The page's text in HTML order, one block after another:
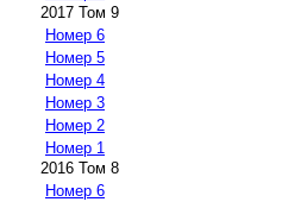
2017 Том 9
Номер 6
Номер 5
Номер 4
Номер 3
Номер 2
Номер 1
2016 Том 8
Номер 6